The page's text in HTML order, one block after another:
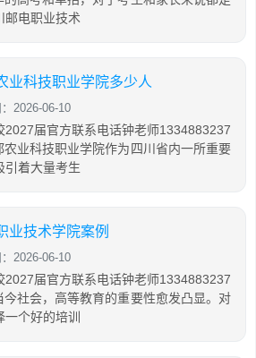
邮电职业技术
业科技职业学院多少人
2026-06-10
2027届官方联系电话钟老师1334883237
业科技职业学院作为四川省内一所重要
引着大量考生
业技术学院案例
2026-06-10
2027届官方联系电话钟老师1334883237
社会，高等教育的重要性愈发凸显。对
个好的培训